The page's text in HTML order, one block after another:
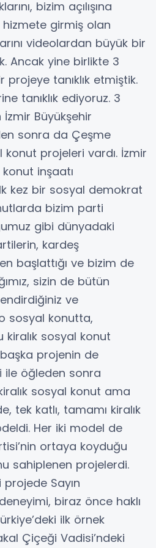
bizim açılışına
hizmete girmiş olan
videolardan büyük bir
Ancak yine birlikte 3
projeye tanıklık etmiştik.
tanıklık ediyoruz. 3
Büyükşehir
sonra da Çeşme
konut projeleri vardı. İzmir
inşaatı
kez bir sosyal demokrat
bizim parti
gibi dünyadaki
kardeş
başlattığı ve bizim de
sizin de bütün
ve
sosyal konutta,
kiralık sosyal konut
başka projenin de
ile öğleden sonra
sosyal konut ama
tek katlı, tamamı kiralık
Her iki model de
ortaya koyduğu
sahiplenen projelerdi.
projede Sayın
biraz önce haklı
ilk örnek
Çiçeği Vadisi’ndeki